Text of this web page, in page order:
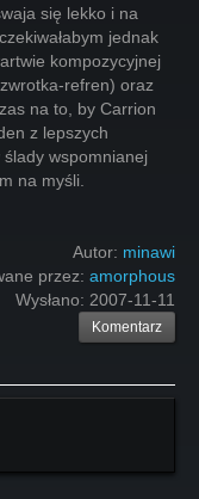
się lekko i na
jednak
kompozycyjnej
refren) oraz
na to, by Carrion
z lepszych
ślady wspomnianej
na myśli.
Autor: minawi
przez: amorphous
Wysłano: 2007-11-11
Komentarz